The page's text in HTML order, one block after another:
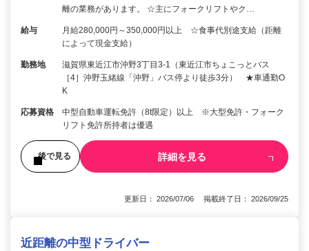
離の業務があります。 ☆主にフォークリフトやク…
給与
月給280,000円～350,000円以上 ☆食事代別途支給（距離
によって現金支給）
勤務地
滋賀県東近江市沖野3丁目3-1（東近江市ちょこっとバス
［4］沖野玉緒線「沖野」バス停より徒歩3分） ★車通勤O
K
応募資格
中型自動車運転免許（8t限定）以上 ※大型免許・フォーク
リフト免許所持者は優遇
後で見る 詳細を見る
更新日： 2026/07/06 掲載終了日： 2026/09/25
近距離の中型ドライバー